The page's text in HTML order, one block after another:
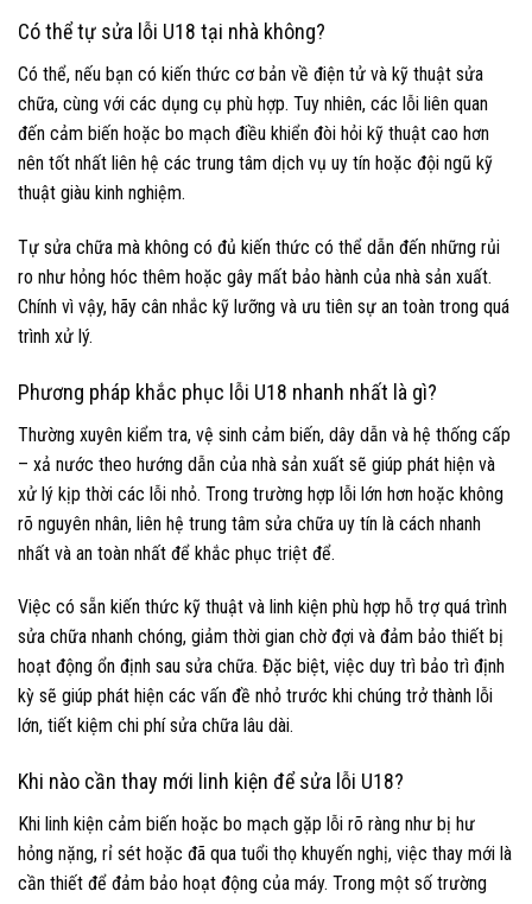
Có thể tự sửa lỗi U18 tại nhà không?
Có thể, nếu bạn có kiến thức cơ bản về điện tử và kỹ thuật sửa
chữa, cùng với các dụng cụ phù hợp. Tuy nhiên, các lỗi liên quan
đến cảm biến hoặc bo mạch điều khiển đòi hỏi kỹ thuật cao hơn
nên tốt nhất liên hệ các trung tâm dịch vụ uy tín hoặc đội ngũ kỹ
thuật giàu kinh nghiệm.
Tự sửa chữa mà không có đủ kiến thức có thể dẫn đến những rủi
ro như hỏng hóc thêm hoặc gây mất bảo hành của nhà sản xuất.
Chính vì vậy, hãy cân nhắc kỹ lưỡng và ưu tiên sự an toàn trong quá
trình xử lý.
Phương pháp khắc phục lỗi U18 nhanh nhất là gì?
Thường xuyên kiểm tra, vệ sinh cảm biến, dây dẫn và hệ thống cấp
– xả nước theo hướng dẫn của nhà sản xuất sẽ giúp phát hiện và
xử lý kịp thời các lỗi nhỏ. Trong trường hợp lỗi lớn hơn hoặc không
rõ nguyên nhân, liên hệ trung tâm sửa chữa uy tín là cách nhanh
nhất và an toàn nhất để khắc phục triệt để.
Việc có sẵn kiến thức kỹ thuật và linh kiện phù hợp hỗ trợ quá trình
sửa chữa nhanh chóng, giảm thời gian chờ đợi và đảm bảo thiết bị
hoạt động ổn định sau sửa chữa. Đặc biệt, việc duy trì bảo trì định
kỳ sẽ giúp phát hiện các vấn đề nhỏ trước khi chúng trở thành lỗi
lớn, tiết kiệm chi phí sửa chữa lâu dài.
Khi nào cần thay mới linh kiện để sửa lỗi U18?
Khi linh kiện cảm biến hoặc bo mạch gặp lỗi rõ ràng như bị hư
hỏng nặng, rỉ sét hoặc đã qua tuổi thọ khuyến nghị, việc thay mới là
cần thiết để đảm bảo hoạt động của máy. Trong một số trường